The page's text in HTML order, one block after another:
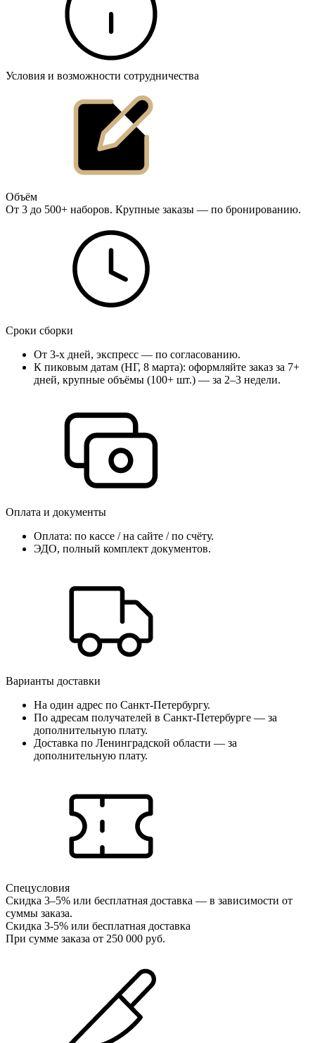
Условия и возможности сотрудничества
Объём
От 3 до 500+ наборов. Крупные заказы — по бронированию.
Сроки сборки
От 3-х дней, экспресс — по согласованию.
К пиковым датам (НГ, 8 марта): оформляйте заказ за 7+
дней, крупные объёмы (100+ шт.) — за 2–3 недели.
Оплата и документы
Оплата: по кассе / на сайтe / по счёту.
ЭДО, полный комплект документов.
Варианты доставки
На один адрес по Санкт-Петербургу.
По адресам получателей в Санкт-Петербурге — за
дополнительную плату.
Доставка по Ленинградской области — за
дополнительную плату.
Спецусловия
Скидка 3–5% или бесплатная доставка — в зависимости от
суммы заказа.
Скидка 3-5% или бесплатная доставка
При сумме заказа от 250 000 руб.